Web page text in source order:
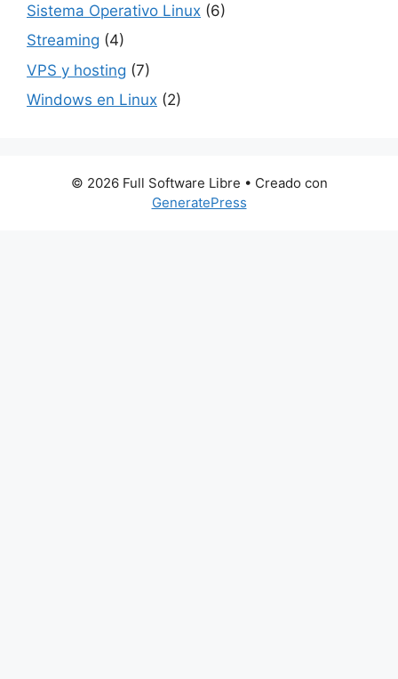
Sistema Operativo Linux (6)
Streaming (4)
VPS y hosting (7)
Windows en Linux (2)
© 2026 Full Software Libre • Creado con
GeneratePress